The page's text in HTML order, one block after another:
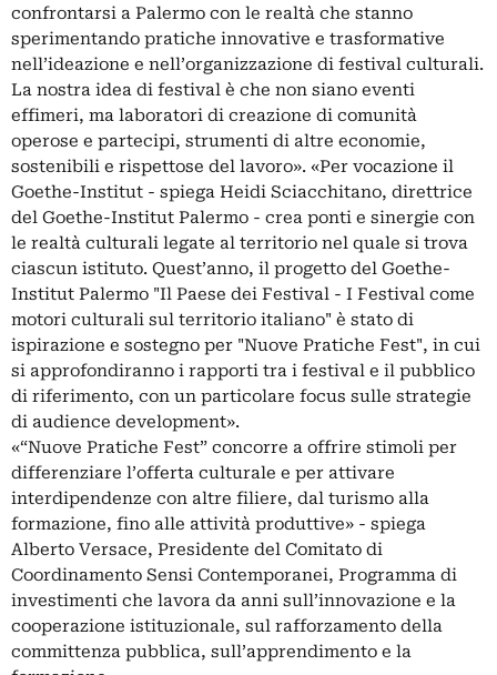
confrontarsi a Palermo con le realtà che stanno
sperimentando pratiche innovative e trasformative
nell’ideazione e nell’organizzazione di festival culturali.
La nostra idea di festival è che non siano eventi
effimeri, ma laboratori di creazione di comunità
operose e partecipi, strumenti di altre economie,
sostenibili e rispettose del lavoro». «Per vocazione il
Goethe-Institut - spiega Heidi Sciacchitano, direttrice
del Goethe-Institut Palermo - crea ponti e sinergie con
le realtà culturali legate al territorio nel quale si trova
ciascun istituto. Quest’anno, il progetto del Goethe-
Institut Palermo "Il Paese dei Festival - I Festival come
motori culturali sul territorio italiano" è stato di
ispirazione e sostegno per "Nuove Pratiche Fest", in cui
si approfondiranno i rapporti tra i festival e il pubblico
di riferimento, con un particolare focus sulle strategie
di audience development».
«“Nuove Pratiche Fest” concorre a offrire stimoli per
differenziare l’offerta culturale e per attivare
interdipendenze con altre filiere, dal turismo alla
formazione, fino alle attività produttive» - spiega
Alberto Versace, Presidente del Comitato di
Coordinamento Sensi Contemporanei, Programma di
investimenti che lavora da anni sull’innovazione e la
cooperazione istituzionale, sul rafforzamento della
committenza pubblica, sull’apprendimento e la